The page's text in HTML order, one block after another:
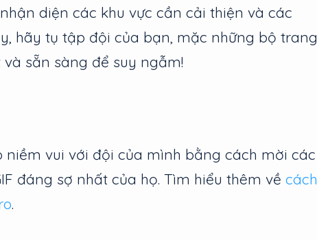
diện các khu vực cần cải thiện và các
hãy tụ tập đội của bạn, mặc những bộ trang
sẵn sàng để suy ngẫm!
niềm vui với đội của mình bằng cách mời các
đáng sợ nhất của họ. Tìm hiểu thêm về cách
.